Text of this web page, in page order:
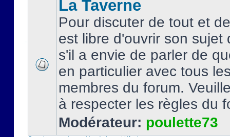
La Taverne
Pour discuter de tout et
est libre d'ouvrir son sujet
s'il a envie de parler de
en particulier avec tous
membres du forum.
à respecter les règles du
Modérateur: poulette73